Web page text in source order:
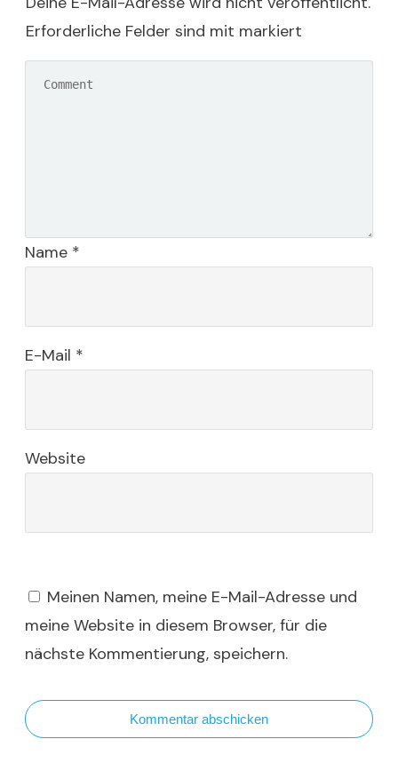
Erforderliche Felder sind mit markiert
Name *
E-Mail *
Website
Meinen Namen, meine E-Mail-Adresse und
meine Website in diesem Browser, für die
nächste Kommentierung, speichern.
Kommentar abschicken